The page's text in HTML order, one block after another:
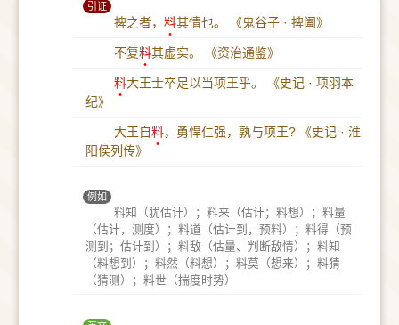
引证
捭之者， 料其情也。 《鬼谷子 · 捭阖》
不复料其虚实。 《资治通鉴》
料大王士卒足以当项王乎。
《史记 · 项羽本
纪》
大王自料，勇悍仁强，孰与项王?
《史记 · 淮
阳侯列传》
例如
料知（犹估计）；料来（估计；料想）；料量
（估计，测度）；料道（估计到，预料）；料得（预
测到；估计到）；料敌（估量、判断敌情）；料知
（料想到）；料然（料想）；料莫（想来）；料猜
（猜测）；料世（揣度时势）